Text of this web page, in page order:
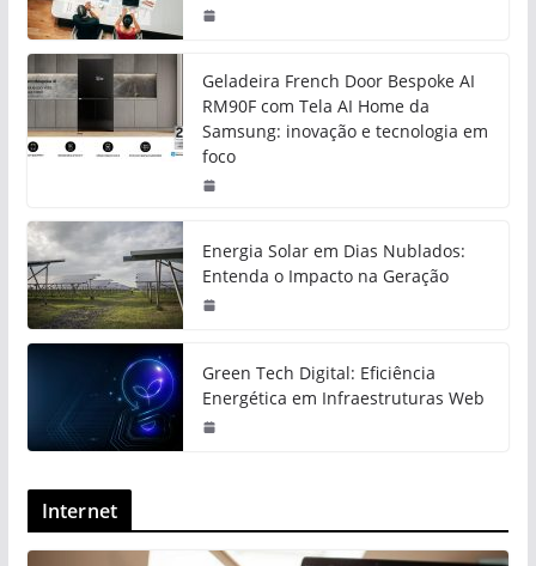
Geladeira French Door Bespoke AI
RM90F com Tela AI Home da
Samsung: inovação e tecnologia em
foco
Energia Solar em Dias Nublados:
Entenda o Impacto na Geração
Green Tech Digital: Eficiência
Energética em Infraestruturas Web
Internet